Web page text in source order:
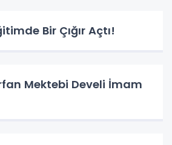
Bir Çığır Açtı!
Develi İmam